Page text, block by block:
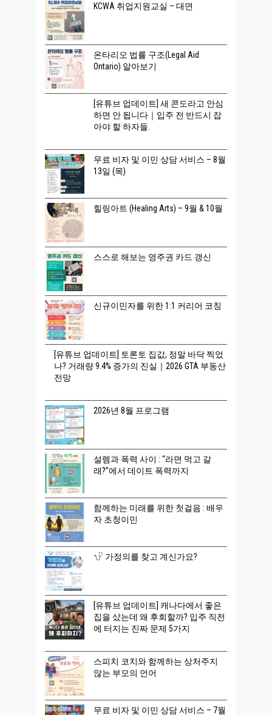
KCWA 취업지원교실 – 대면
온타리오 법률 구조(Legal Aid
Ontario) 알아보기
[유튜브 업데이트] 새 콘도라고 안심
하면 안 됩니다｜입주 전 반드시 잡
아야 할 하자들.
무료 비자 및 이민 상담 서비스 – 8월
13일 (목)
힐링아트 (Healing Arts) – 9월 & 10월
스스로 해보는 영주권 카드 갱신
신규이민자를 위한 1:1 커리어 코칭
[유튜브 업데이트] 토론토 집값, 정말 바닥 찍었
나? 거래량 9.4% 증가의 진실｜2026 GTA 부동산
전망
2026년 8월 프로그램
설렘과 폭력 사이 : “라면 먹고 갈
래?”에서 데이트 폭력까지
함께하는 미래를 위한 첫걸음 : 배우
자 초청이민
가정의를 찾고 계신가요?
[유튜브 업데이트] 캐나다에서 좋은
집을 샀는데 왜 후회할까? 입주 직전
에 터지는 진짜 문제 5가지
스피치 코치와 함께하는 상처주지
않는 부모의 언어
무료 비자 및 이민 상담 서비스 – 7월